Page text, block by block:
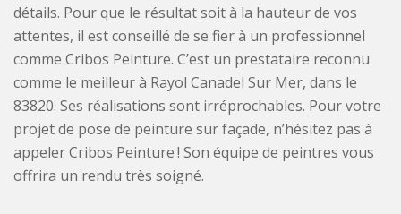
détails. Pour que le résultat soit à la hauteur de vos
attentes, il est conseillé de se fier à un professionnel
comme Cribos Peinture. C’est un prestataire reconnu
comme le meilleur à Rayol Canadel Sur Mer, dans le
83820. Ses réalisations sont irréprochables. Pour votre
projet de pose de peinture sur façade, n’hésitez pas à
appeler Cribos Peinture ! Son équipe de peintres vous
offrira un rendu très soigné.